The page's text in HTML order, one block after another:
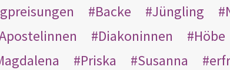
Backe Jüngling
Diakoninnen Höbe
Priska Susanna